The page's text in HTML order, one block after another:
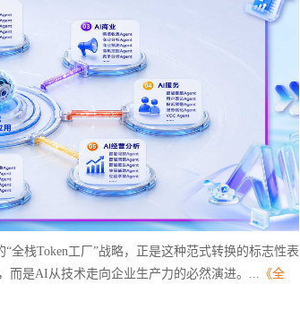
全栈Token工厂”战略，正是这种范式转换的标志性表
而是AI从技术走向企业生产力的必然演进。... 《全